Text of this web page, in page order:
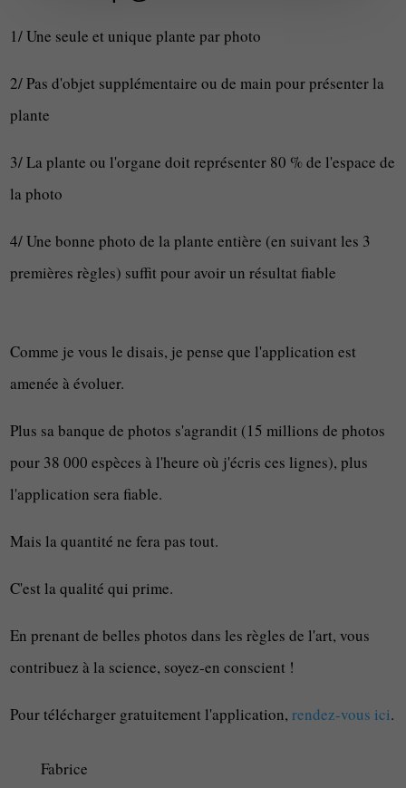
1/ Une seule et unique plante par photo
2/ Pas d'objet supplémentaire ou de main pour présenter la
plante
3/ La plante ou l'organe doit représenter 80 % de l'espace de
la photo
4/ Une bonne photo de la plante entière (en suivant les 3
premières règles) suffit pour avoir un résultat fiable
Comme je vous le disais, je pense que l'application est
amenée à évoluer.
Plus sa banque de photos s'agrandit (15 millions de photos
pour 38 000 espèces à l'heure où j'écris ces lignes), plus
l'application sera fiable.
Mais la quantité ne fera pas tout.
C'est la qualité qui prime.
En prenant de belles photos dans les règles de l'art, vous
contribuez à la science, soyez-en conscient !
Pour télécharger gratuitement l'application,rendez-vous ici.
Fabrice